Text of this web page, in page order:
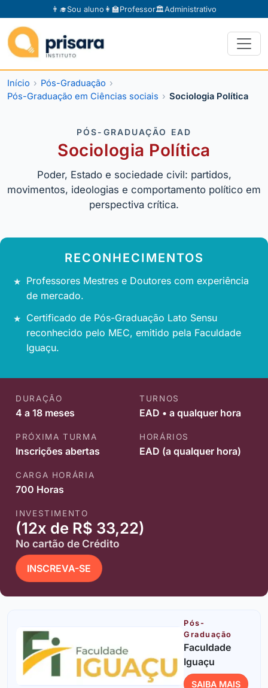
👨‍🎓Sou aluno 👩‍🏫Professor🏛️Administrativo
Início
Pós-Graduação
Pós-Graduação em Ciências sociais
Sociologia Política
PÓS-GRADUAÇÃO EAD
Sociologia Política
Poder, Estado e sociedade civil: partidos,
movimentos, ideologias e comportamento político em
perspectiva crítica.
RECONHECIMENTOS
Professores Mestres e Doutores com experiência
de mercado.
Certificado de Pós-Graduação Lato Sensu
reconhecido pelo MEC, emitido pela Faculdade
Iguaçu.
DURAÇÃO
4 a 18 meses
TURNOS
EAD • a qualquer hora
PRÓXIMA TURMA
Inscrições abertas
HORÁRIOS
EAD (a qualquer hora)
CARGA HORÁRIA
700 Horas
INVESTIMENTO
(12x de R$ 33,22)
No cartão de Crédito
INSCREVA-SE
Pós-
Graduação
Faculdade
Iguaçu
SAIBA MAIS